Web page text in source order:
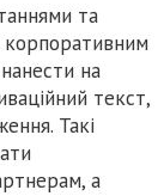
та
корпоративним
на
текст,
Такі
а